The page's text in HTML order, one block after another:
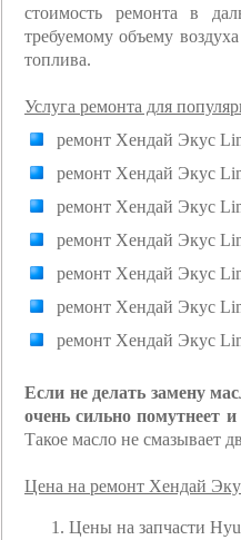
стоимость ремонта в
требуемому объему
топлива.
Услуга ремонта для
ремонт Хендай Экус
ремонт Хендай Экус
ремонт Хендай Экус
ремонт Хендай Экус
ремонт Хендай Экус
ремонт Хендай Экус
ремонт Хендай Экус
Если не делать замену
очень сильно помутнеет и
Такое масло не смазывает
Цена на ремонт Хендай
Цены на запчасти